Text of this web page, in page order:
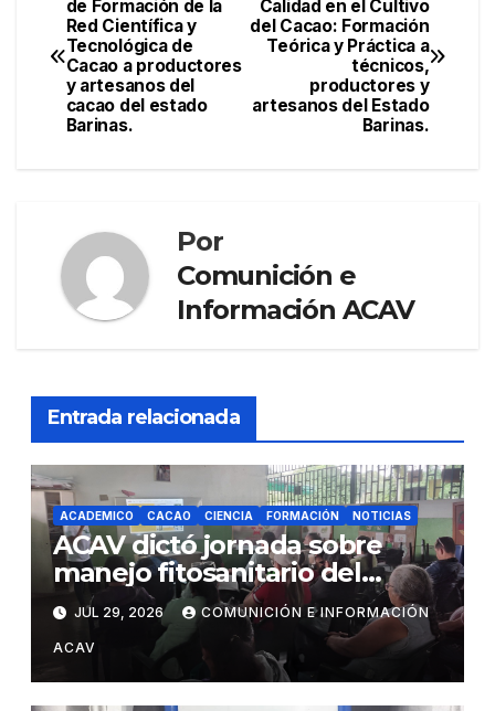
b
o
o
k
m
ar
tir
de
entradas
Calidad en el Cultivo
del Cacao: Formación
Teórica y Práctica a
técnicos,
productores y
artesanos del Estado
Barinas.
de Formación de la
Red Científica y
Tecnológica de
Cacao a productores
y artesanos del
cacao del estado
Barinas.
Por
Comunición e
Información ACAV
Entrada relacionada
ACADEMICO CACAO CIENCIA FORMACIÓN NOTICIAS
ACAV dictó jornada sobre
manejo fitosanitario del
cacao a productores del
estado Barinas
JUL 29, 2026 COMUNICIÓN E INFORMACIÓN
ACAV